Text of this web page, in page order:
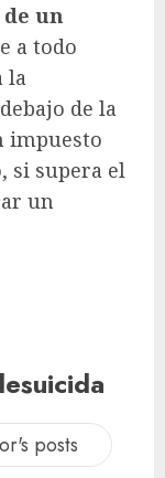
un
a todo
la
de la
impuesto
si supera el
un
posts